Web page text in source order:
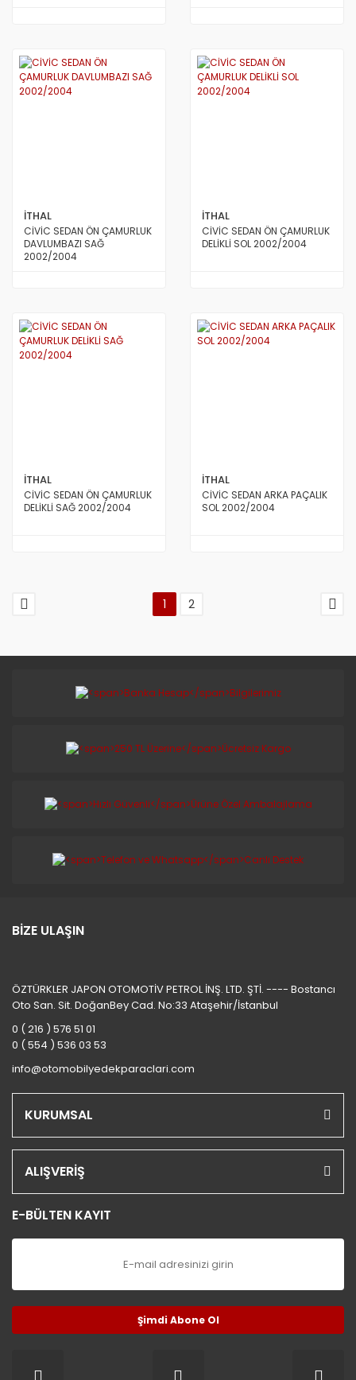
İTHAL
CİVİC SEDAN ÖN ÇAMURLUK
DAVLUMBAZI SAĞ
2002/2004
İTHAL
CİVİC SEDAN ÖN ÇAMURLUK
DELİKLİ SOL 2002/2004
İTHAL
CİVİC SEDAN ÖN ÇAMURLUK
DELİKLİ SAĞ 2002/2004
İTHAL
CİVİC SEDAN ARKA PAÇALIK
SOL 2002/2004
1 2
BİZE ULAŞIN
ÖZTÜRKLER JAPON OTOMOTİV PETROL İNŞ. LTD. ŞTİ. ---- Bostancı
Oto San. Sit. DoğanBey Cad. No:33 Ataşehir/İstanbul
0 ( 216 ) 576 51 01
0 ( 554 ) 536 03 53
info@otomobilyedekparaclari.com
KURUMSAL
ALIŞVERİŞ
E-BÜLTEN KAYIT
Şimdi Abone Ol